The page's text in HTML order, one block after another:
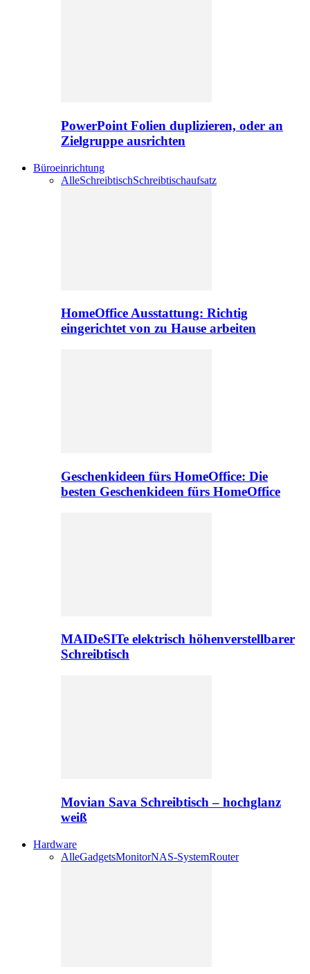
PowerPoint Folien duplizieren, oder an
Zielgruppe ausrichten
Büroeinrichtung
AlleSchreibtischSchreibtischaufsatz
HomeOffice Ausstattung: Richtig
eingerichtet von zu Hause arbeiten
Geschenkideen fürs HomeOffice: Die
besten Geschenkideen fürs HomeOffice
MAIDeSITe elektrisch höhenverstellbarer
Schreibtisch
Movian Sava Schreibtisch – hochglanz
weiß
Hardware
AlleGadgetsMonitorNAS-SystemRouter